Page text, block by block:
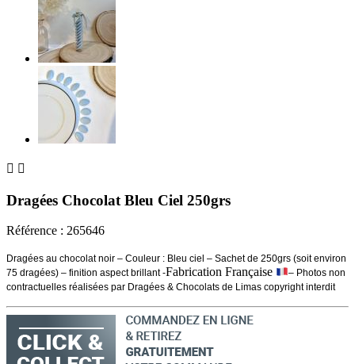
 
Dragées Chocolat Bleu Ciel 250grs
Référence : 265646
Dragées au chocolat noir – Couleur : Bleu ciel – Sachet de 250grs (soit environ
75 dragées) – finition aspect brillant -Fabrication Française
– Photos non
contractuelles réalisées par Dragées & Chocolats de Limas copyright interdit